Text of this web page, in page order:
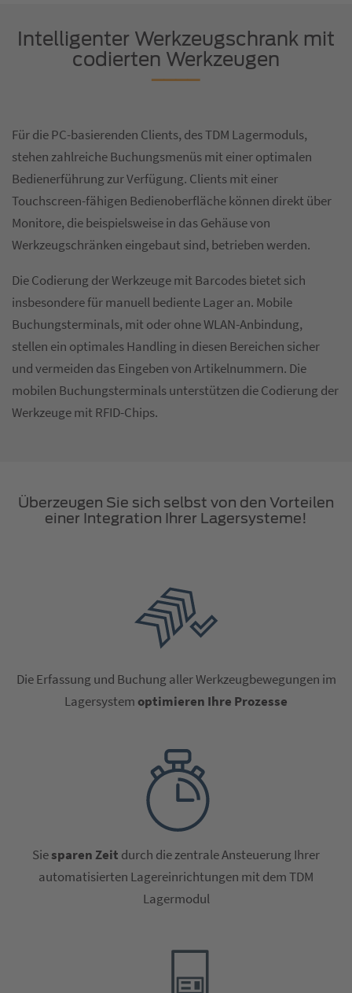
Intelligenter Werkzeugschrank mit
codierten Werkzeugen
Für die PC-basierenden Clients, des TDM Lagermoduls,
stehen zahlreiche Buchungsmenüs mit einer optimalen
Bedienerführung zur Verfügung. Clients mit einer
Touchscreen-fähigen Bedienoberfläche können direkt über
Monitore, die beispielsweise in das Gehäuse von
Werkzeugschränken eingebaut sind, betrieben werden.
Die Codierung der Werkzeuge mit Barcodes bietet sich
insbesondere für manuell bediente Lager an. Mobile
Buchungsterminals, mit oder ohne WLAN-Anbindung,
stellen ein optimales Handling in diesen Bereichen sicher
und vermeiden das Eingeben von Artikelnummern. Die
mobilen Buchungsterminals unterstützen die Codierung der
Werkzeuge mit RFID-Chips.
Überzeugen Sie sich selbst von den Vorteilen
einer Integration Ihrer Lagersysteme!
Die Erfassung und Buchung aller Werkzeugbewegungen im
Lagersystemoptimieren Ihre Prozesse
Siesparen Zeit durch die zentrale Ansteuerung Ihrer
automatisierten Lagereinrichtungen mit dem TDM
Lagermodul